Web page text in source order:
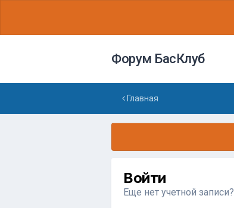
Форум БасКлуб
Главная
Войти
Еще нет учетной записи?